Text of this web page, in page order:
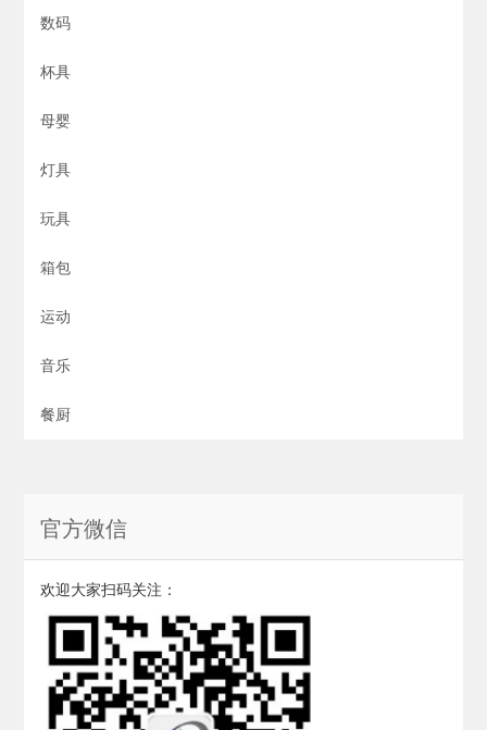
数码
杯具
母婴
灯具
玩具
箱包
运动
音乐
餐厨
官方微信
欢迎大家扫码关注：